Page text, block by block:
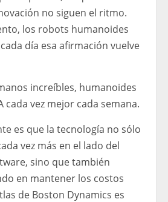
no siguen el ritmo.
los robots humanoides
día esa afirmación vuelve
increíbles, humanoides
cada vez mejor cada semana.
es que la tecnología no sólo
vez más en el lado del
sino que también
en mantener los costos
de Boston Dynamics es